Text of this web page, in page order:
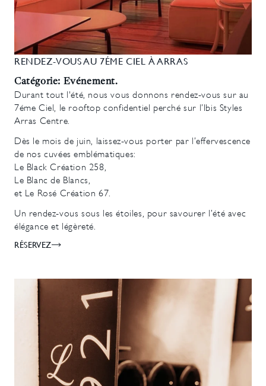
RENDEZ-VOUS AU 7ÉME CIEL À ARRAS
Catégorie: Evénement.
Durant tout l'été, nous vous donnons rendez-vous sur au
7éme Ciel, le rooftop confidentiel perché sur l’Ibis Styles
Arras Centre.
Dès le mois de juin, laissez-vous porter par l’effervescence
de nos cuvées emblématiques:
Le Black Création 258,
Le Blanc de Blancs,
et Le Rosé Création 67.
Un rendez-vous sous les étoiles, pour savourer l’été avec
élégance et légèreté.
RÉSERVEZ